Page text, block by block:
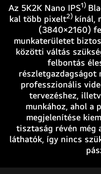
Az 5K2K Nano IPS1)
kal több pixelt2) kínál,
(3840×2160)
munkaterületet
közötti váltás
felbontás
részletgazdagságot
professzionális
tervezéshez,
munkához, ahol a
megjelenítése
tisztaság révén még
láthatók, így nincs